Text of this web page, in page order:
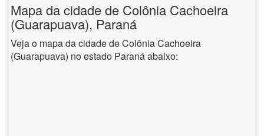
Mapa da cidade de Colônia Cachoeira
(Guarapuava), Paraná
Veja o mapa da cidade de Colônia Cachoeira
(Guarapuava) no estado Paraná abaixo: